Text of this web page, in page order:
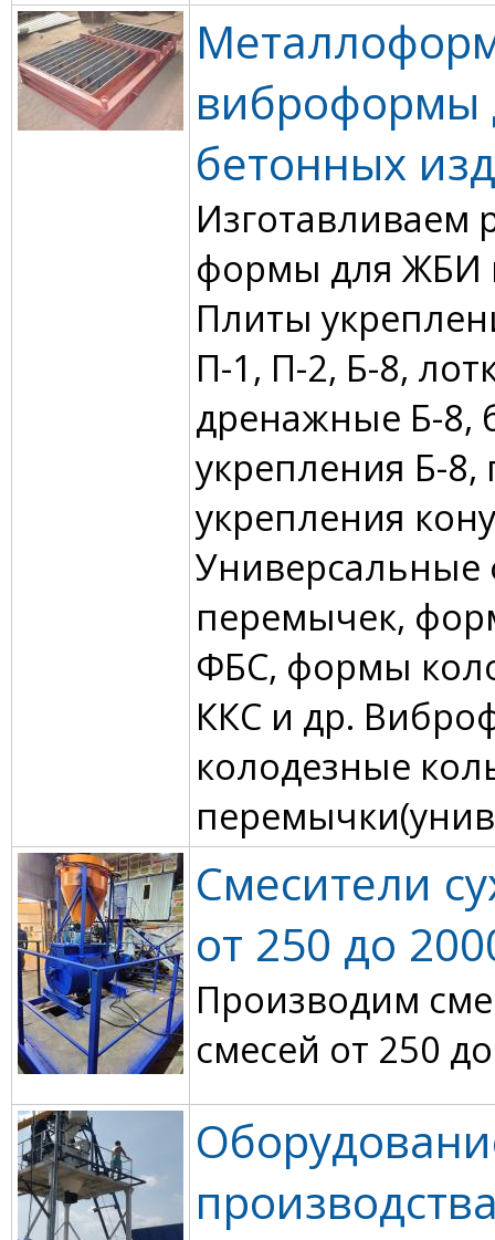
виброформы
бетонных
Изготавливаем
формы для ЖБИ
Плиты
П-1, П-2, Б-8,
дренажные Б-8,
укрепления Б-
укрепления
перемычек,
ФБС, формы
ККС и др.
колодезные
Смесители
от 250 до
Производим
смесей от 250